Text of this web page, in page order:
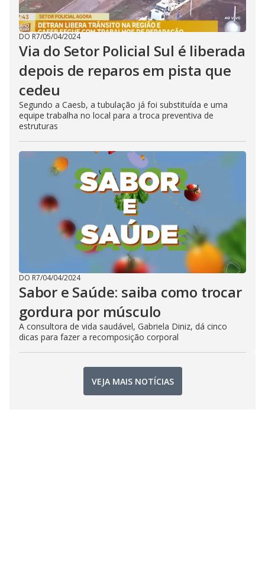
DO R7/05/04/2024
Via do Setor Policial Sul é liberada
depois de reparos em pista que
cedeu
Segundo a Caesb, a tubulação já foi substituída e uma
equipe trabalha no local para a troca preventiva de
estruturas
DO R7/04/04/2024
Sabor e Saúde: saiba como trocar
gordura por músculo
A consultora de vida saudável, Gabriela Diniz, dá cinco
dicas para fazer a recomposição corporal
VEJA MAIS NOTÍCIAS